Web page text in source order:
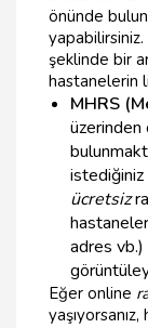
önünde
şeklinde bir
hastanelerin
MHRS
üzerinden
ücretsiz
adres
Eğer online